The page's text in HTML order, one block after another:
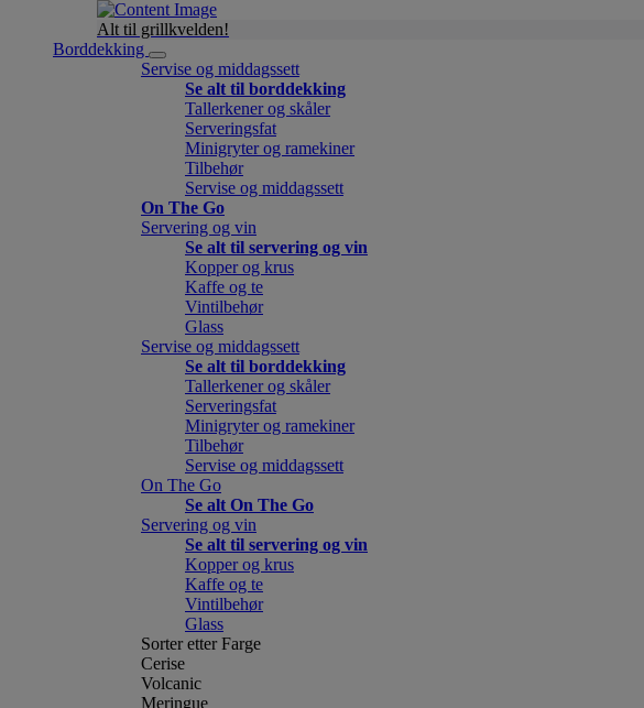
Alt til grillkvelden!
Borddekking
Servise og middagssett
Se alt til borddekking
Tallerkener og skåler
Serveringsfat
Minigryter og ramekiner
Tilbehør
Servise og middagssett
On The Go
Servering og vin
Se alt til servering og vin
Kopper og krus
Kaffe og te
Vintilbehør
Glass
Servise og middagssett
Se alt til borddekking
Tallerkener og skåler
Serveringsfat
Minigryter og ramekiner
Tilbehør
Servise og middagssett
On The Go
Se alt On The Go
Servering og vin
Se alt til servering og vin
Kopper og krus
Kaffe og te
Vintilbehør
Glass
Sorter etter Farge
Cerise
Volcanic
Meringue